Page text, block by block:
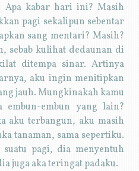
Apa kabar hari ini? Masih
pagi sekalipun sebentar
sang mentari? Masih?
sebab kulihat dedaunan di
ditempa sinar. Artinya
aku ingin menitipkan
jauh. Mungkinakah kamu
embun-embun yang lain?
aku terbangun, aku masih
tanaman, sama sepertiku.
pagi, dia menyentuh
juga aka teringat padaku.